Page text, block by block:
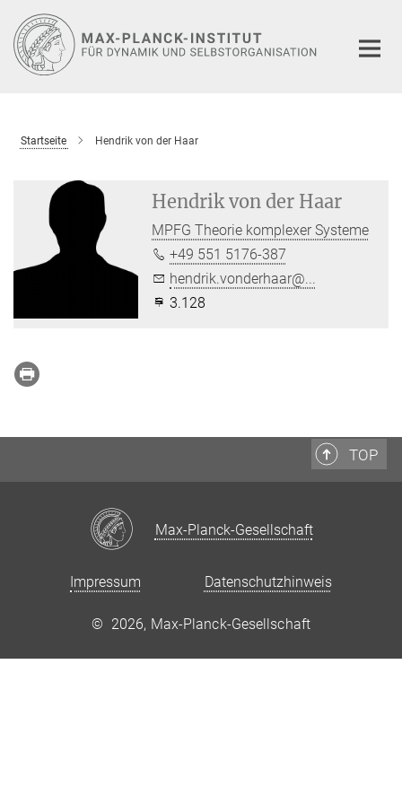
Hauptinhalt
Startseite Hendrik von der Haar
Hendrik von der Haar
MPFG Theorie komplexer Systeme
+49 551 5176-387
hendrik.vonderhaar@...
3.128
TOP
Max-Planck-Gesellschaft
Impressum Datenschutzhinweis
© 2026, Max-Planck-Gesellschaft